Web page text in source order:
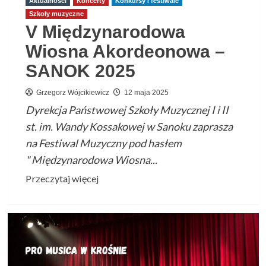
Szkoły muzyczne
V Międzynarodowa
Wiosna Akordeonowa –
SANOK 2025
Grzegorz Wójcikiewicz 12 maja 2025
Dyrekcja Państwowej Szkoły Muzycznej I i II
st. im. Wandy Kossakowej w Sanoku zaprasza
na Festiwal Muzyczny pod hasłem
" Międzynarodowa Wiosna...
Przeczytaj więcejPrzeczytaj
Międzynarodowa
Wiosna